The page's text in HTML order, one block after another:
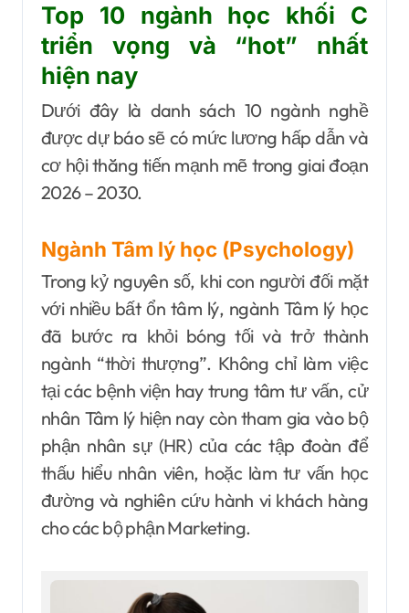
Top 10 ngành học khối C
triển vọng và “hot” nhất
hiện nay
Dưới đây là danh sách 10 ngành nghề
được dự báo sẽ có mức lương hấp dẫn và
cơ hội thăng tiến mạnh mẽ trong giai đoạn
2026 – 2030.
Ngành Tâm lý học (Psychology)
Trong kỷ nguyên số, khi con người đối mặt
với nhiều bất ổn tâm lý, ngành Tâm lý học
đã bước ra khỏi bóng tối và trở thành
ngành “thời thượng”. Không chỉ làm việc
tại các bệnh viện hay trung tâm tư vấn, cử
nhân Tâm lý hiện nay còn tham gia vào bộ
phận nhân sự (HR) của các tập đoàn để
thấu hiểu nhân viên, hoặc làm tư vấn học
đường và nghiên cứu hành vi khách hàng
cho các bộ phận Marketing.